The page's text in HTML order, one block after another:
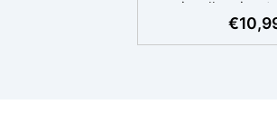
per incollaggi e
Ottima adesione:
marmi, graniti,
€